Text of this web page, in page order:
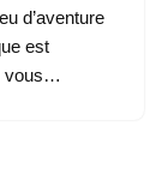
d’aventure
est
vous…